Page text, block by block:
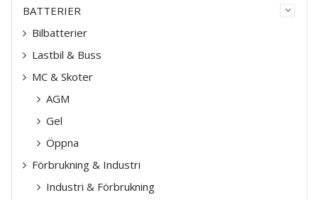
BATTERIER
Bilbatterier
Lastbil & Buss
MC & Skoter
AGM
Gel
Öppna
Förbrukning & Industri
Industri & Förbrukning